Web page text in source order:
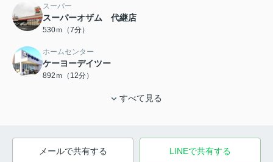
スーパー
スーパーオザム 代継店
530ｍ（7分）
ホームセンター
ケーヨーデイツー
892ｍ（12分）
すべて見る
メールで共有する LINEで共有する